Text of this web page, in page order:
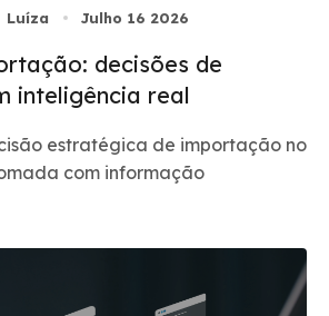
Luíza Julho 16 2026
decisões de
inteligência real
estratégica de importação no
com informação